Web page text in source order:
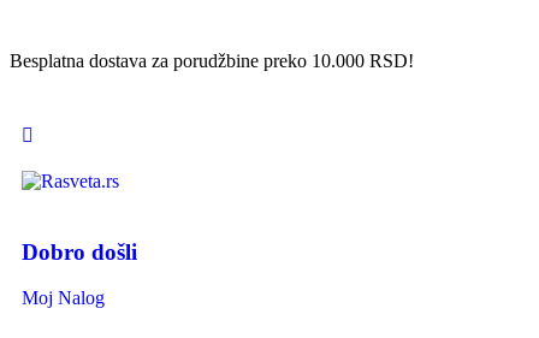
Besplatna dostava za porudžbine preko 10.000 RSD!
Dobro došli
Moj Nalog